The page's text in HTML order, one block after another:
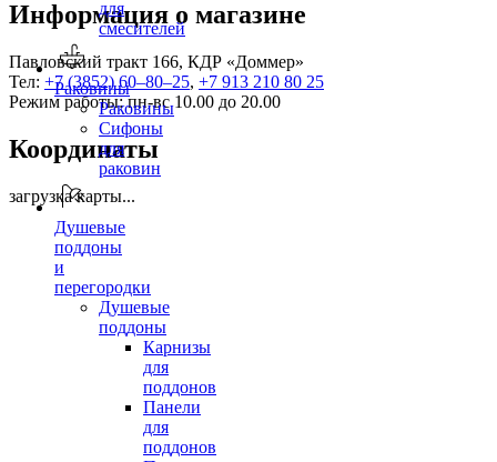
для
смесителей
Раковины
Раковины
Сифоны
для
раковин
Душевые
поддоны
и
перегородки
Душевые
поддоны
Карнизы
для
поддонов
Панели
для
поддонов
Информация о магазине
Павловский тракт 166, КДР «Доммер»
Тел: +7 (3852) 60‒80‒25, +7 913 210 80 25
Режим работы: пн-вс 10.00 до 20.00
Координаты
загрузка карты...